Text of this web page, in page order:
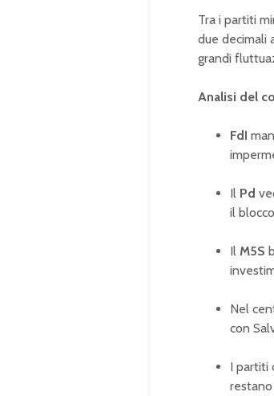
Tra i partiti
due decimali
grandi
Analisi del
FdI
Il Pd
il
Il M5S
Nel
con
I partiti